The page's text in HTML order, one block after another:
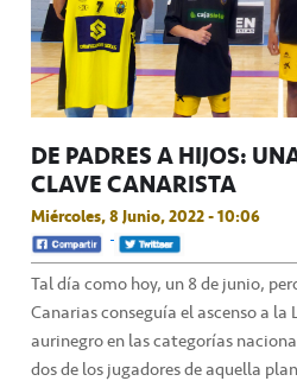
DE PADRES A HIJOS:
CLAVE CANARISTA
Miércoles, 8 Junio, 2022 - 10:06
Tal día como hoy, un 8 de junio,
Canarias conseguía el ascenso a la
aurinegro en las categorías
dos de los jugadores de aquella